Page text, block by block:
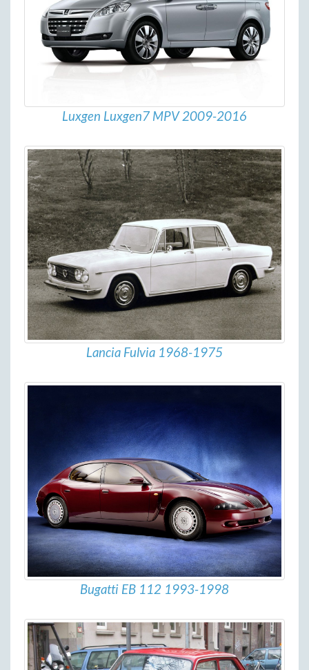
Luxgen Luxgen7 MPV 2009-2016
Lancia Fulvia 1968-1975
Bugatti EB 112 1993-1998